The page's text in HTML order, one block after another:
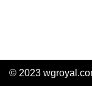
© 2023